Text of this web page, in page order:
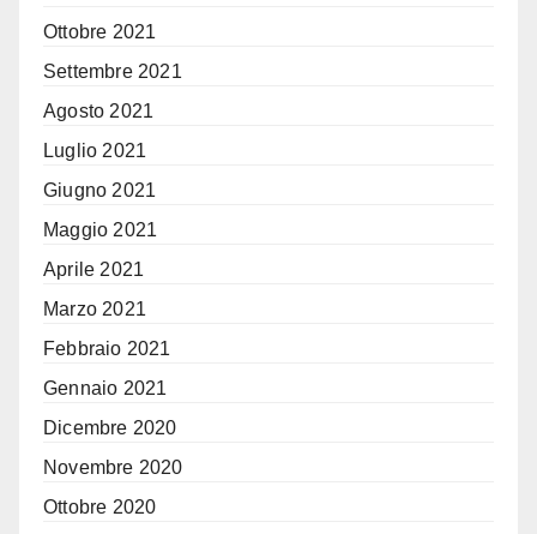
Ottobre 2021
Settembre 2021
Agosto 2021
Luglio 2021
Giugno 2021
Maggio 2021
Aprile 2021
Marzo 2021
Febbraio 2021
Gennaio 2021
Dicembre 2020
Novembre 2020
Ottobre 2020